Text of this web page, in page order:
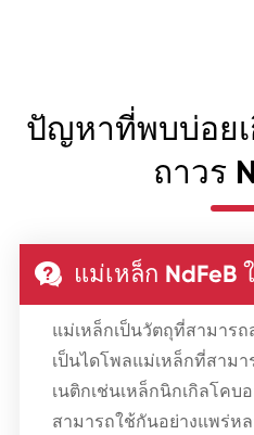
ปัญหาที่พบบ่อย
ถาวร
 แม่เหล็ก NdFeB
แม่เหล็กเป็นวัตถุที่สามาร
เป็นไดโพลแม่เหล็กที่สาม
เนติกเช่นเหล็กนิกเกิลโค
สามารถใช้กันอย่างแพร่ห